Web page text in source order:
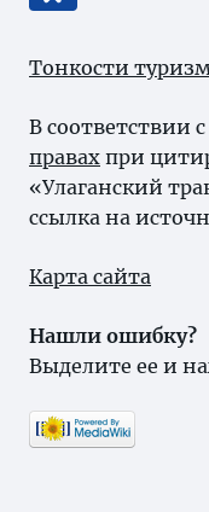
Тонкости
В соответствии
правах при
«Улаганский
ссылка на
Карта сайта
Нашли ошибку?
Выделите ее и